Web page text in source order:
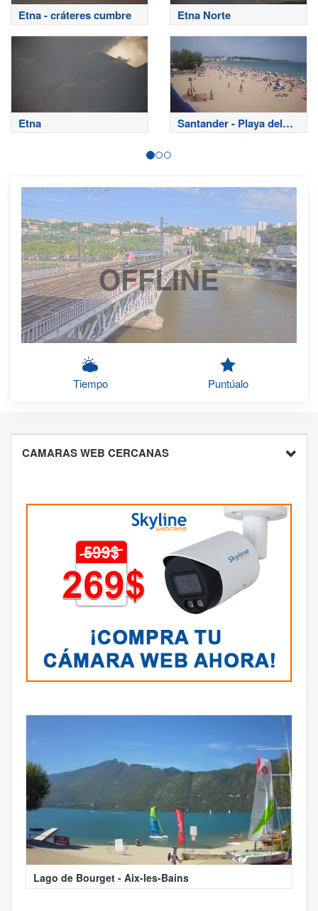
Etna - cráteres cumbre Etna Norte
Etna
Santander - Playa del
Sardinero
OFFLINE
Tiempo Puntúalo
CAMARAS WEB CERCANAS
Lago de Bourget - Aix-les-Bains